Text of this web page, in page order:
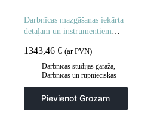
Darbnīcas mazgāšanas iekārta
detaļām un instrumentiem
pārvietojama
1343,46 € (ar PVN)
Darbnīcas studijas garāža,
Darbnīcas un rūpnieciskās
Pievienot Grozam